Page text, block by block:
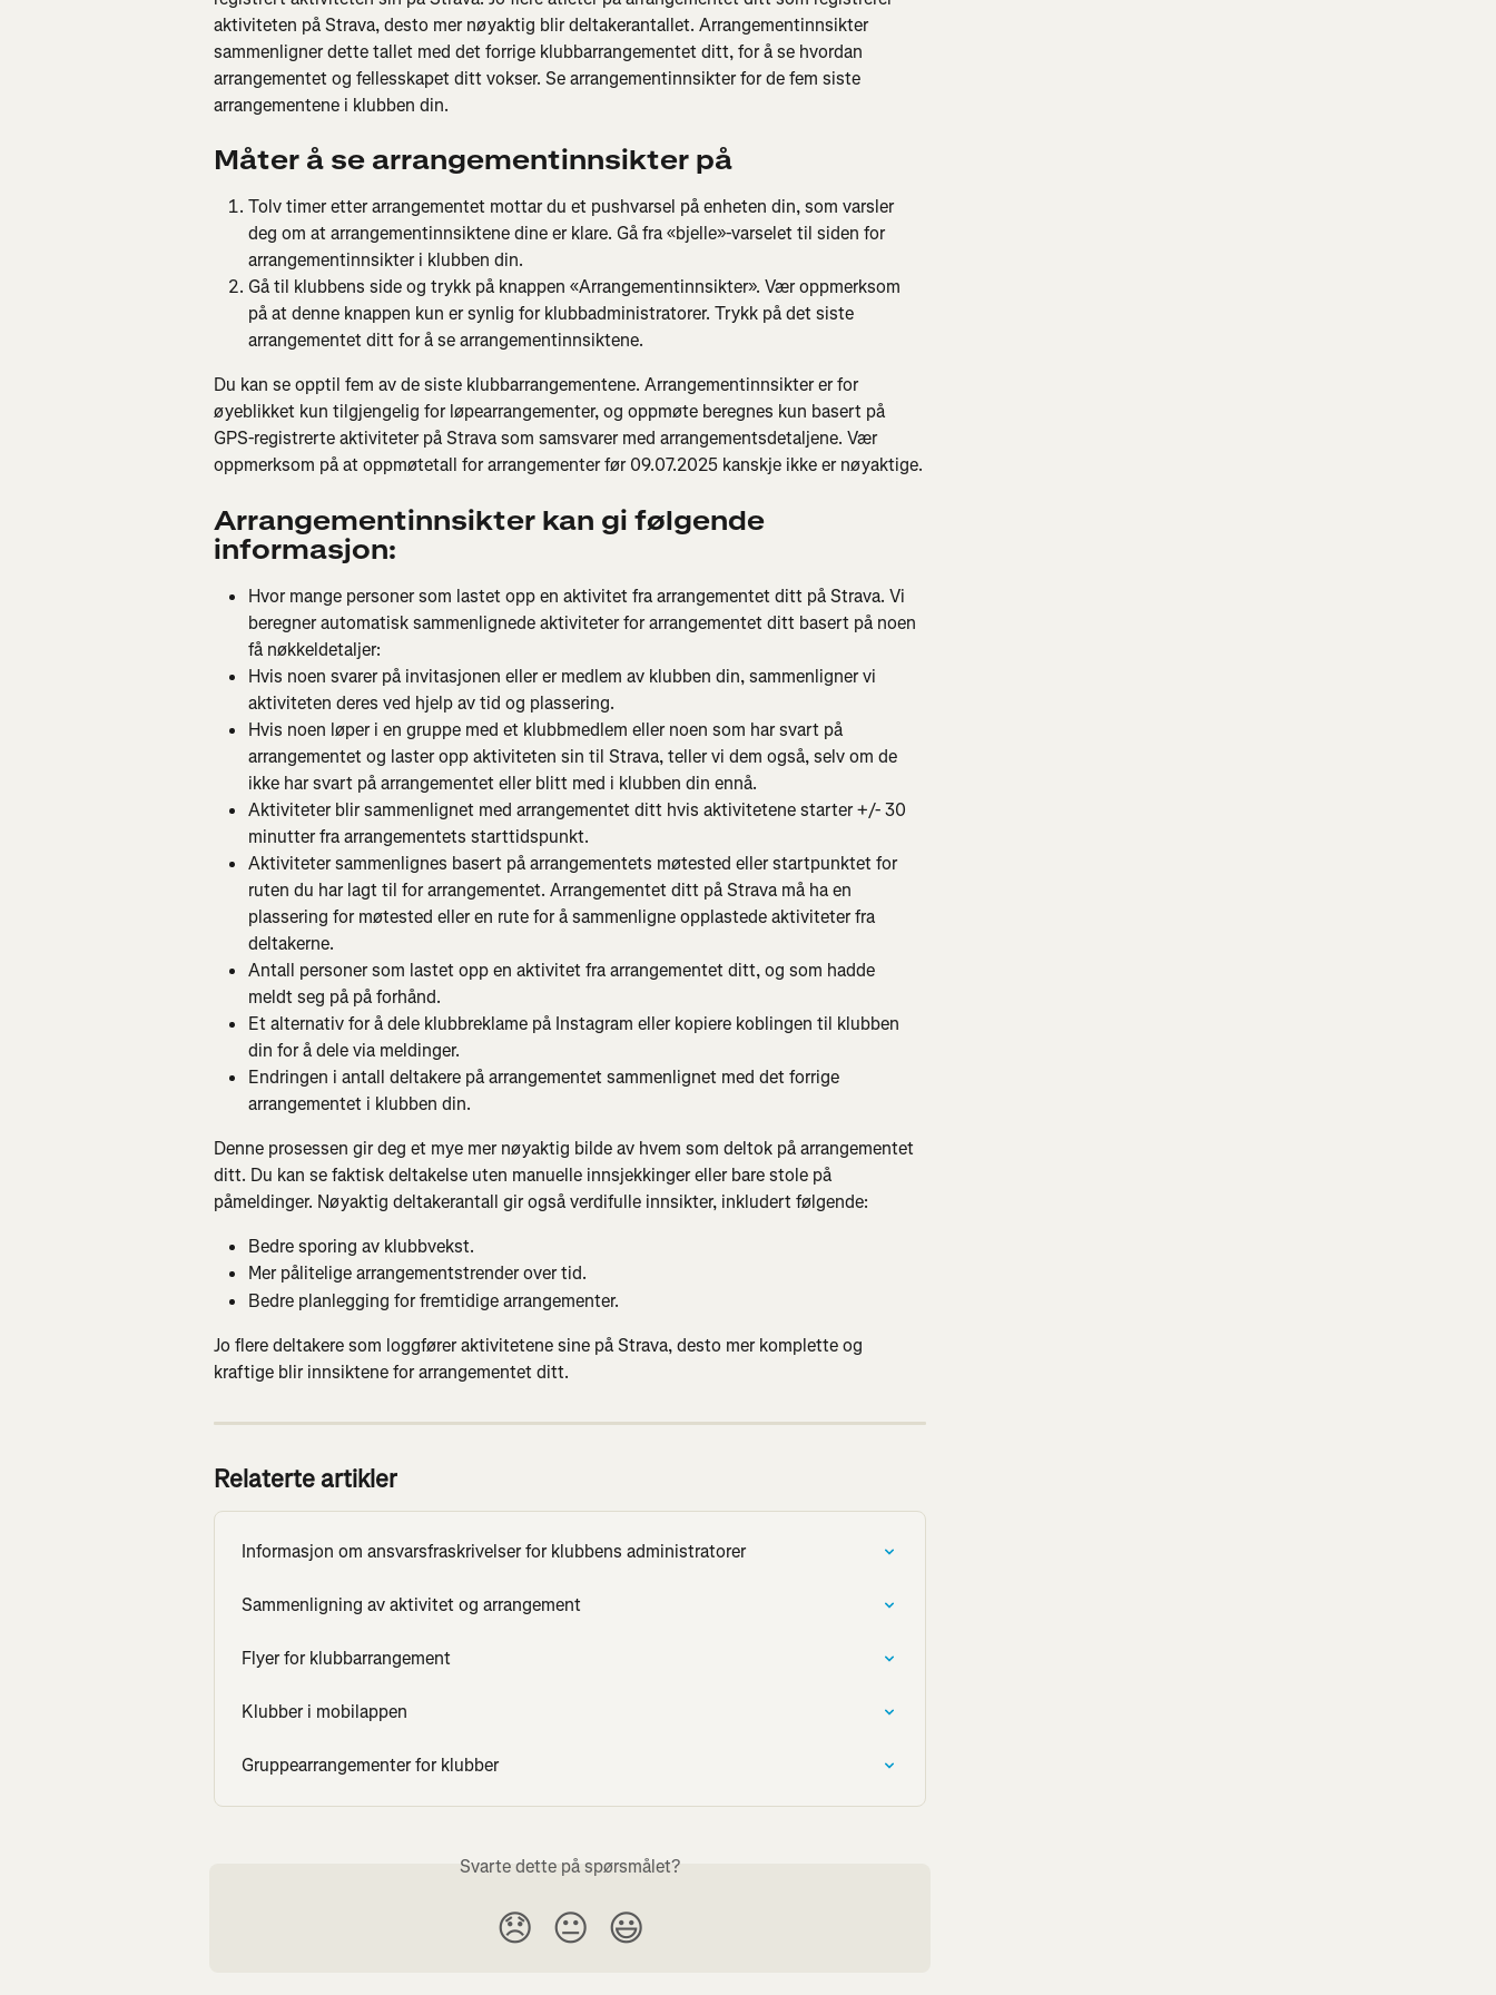
aktiviteten på Strava, desto mer nøyaktig blir deltakerantallet. Arrangementinnsikter
sammenligner dette tallet med det forrige klubbarrangementet ditt, for å se hvordan
arrangementet og fellesskapet ditt vokser. Se arrangementinnsikter for de fem siste
arrangementene i klubben din.
Måter å se arrangementinnsikter på
Tolv timer etter arrangementet mottar du et pushvarsel på enheten din, som varsler
deg om at arrangementinnsiktene dine er klare. Gå fra «bjelle»-varselet til siden for
arrangementinnsikter i klubben din.
Gå til klubbens side og trykk på knappen «Arrangementinnsikter». Vær oppmerksom
på at denne knappen kun er synlig for klubbadministratorer. Trykk på det siste
arrangementet ditt for å se arrangementinnsiktene.
Du kan se opptil fem av de siste klubbarrangementene. Arrangementinnsikter er for
øyeblikket kun tilgjengelig for løpearrangementer, og oppmøte beregnes kun basert på
GPS-registrerte aktiviteter på Strava som samsvarer med arrangementsdetaljene. Vær
oppmerksom på at oppmøtetall for arrangementer før 09.07.2025 kanskje ikke er nøyaktige.
Arrangementinnsikter kan gi følgende
informasjon:
Hvor mange personer som lastet opp en aktivitet fra arrangementet ditt på Strava. Vi
beregner automatisk sammenlignede aktiviteter for arrangementet ditt basert på noen
få nøkkeldetaljer:
Hvis noen svarer på invitasjonen eller er medlem av klubben din, sammenligner vi
aktiviteten deres ved hjelp av tid og plassering.
Hvis noen løper i en gruppe med et klubbmedlem eller noen som har svart på
arrangementet og laster opp aktiviteten sin til Strava, teller vi dem også, selv om de
ikke har svart på arrangementet eller blitt med i klubben din ennå.
Aktiviteter blir sammenlignet med arrangementet ditt hvis aktivitetene starter +/- 30
minutter fra arrangementets starttidspunkt.
Aktiviteter sammenlignes basert på arrangementets møtested eller startpunktet for
ruten du har lagt til for arrangementet. Arrangementet ditt på Strava må ha en
plassering for møtested eller en rute for å sammenligne opplastede aktiviteter fra
deltakerne.
Antall personer som lastet opp en aktivitet fra arrangementet ditt, og som hadde
meldt seg på på forhånd.
Et alternativ for å dele klubbreklame på Instagram eller kopiere koblingen til klubben
din for å dele via meldinger.
Endringen i antall deltakere på arrangementet sammenlignet med det forrige
arrangementet i klubben din.
Denne prosessen gir deg et mye mer nøyaktig bilde av hvem som deltok på arrangementet
ditt. Du kan se faktisk deltakelse uten manuelle innsjekkinger eller bare stole på
påmeldinger. Nøyaktig deltakerantall gir også verdifulle innsikter, inkludert følgende:
Bedre sporing av klubbvekst.
Mer pålitelige arrangementstrender over tid.
Bedre planlegging for fremtidige arrangementer.
Jo flere deltakere som loggfører aktivitetene sine på Strava, desto mer komplette og
kraftige blir innsiktene for arrangementet ditt.
Relaterte artikler
Informasjon om ansvarsfraskrivelser for klubbens administratorer
Sammenligning av aktivitet og arrangement
Flyer for klubbarrangement
Klubber i mobilappen
Gruppearrangementer for klubber
Svarte dette på spørsmålet?
😞 😐 😃